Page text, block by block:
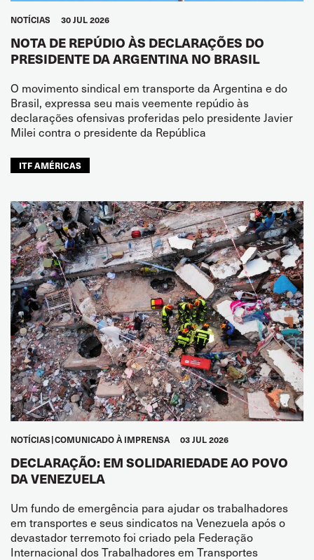
NOTÍCIAS 30 JUL 2026
NOTA DE REPÚDIO ÀS DECLARAÇÕES DO
PRESIDENTE DA ARGENTINA NO BRASIL
O movimento sindical em transporte da Argentina e do
Brasil, expressa seu mais veemente repúdio às
declarações ofensivas proferidas pelo presidente Javier
Milei contra o presidente da República
ITF AMÉRICAS
NOTÍCIAS COMUNICADO À IMPRENSA 03 JUL 2026
DECLARAÇÃO: EM SOLIDARIEDADE AO POVO
DA VENEZUELA
Um fundo de emergência para ajudar os trabalhadores
em transportes e seus sindicatos na Venezuela após o
devastador terremoto foi criado pela Federação
Internacional dos Trabalhadores em Transportes